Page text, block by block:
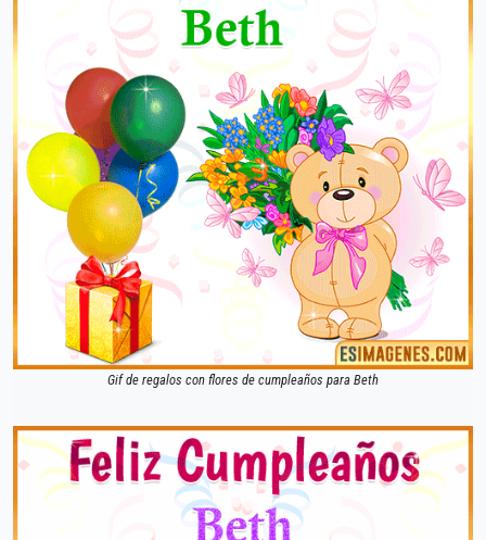
Gif de regalos con flores de cumpleaños para Beth